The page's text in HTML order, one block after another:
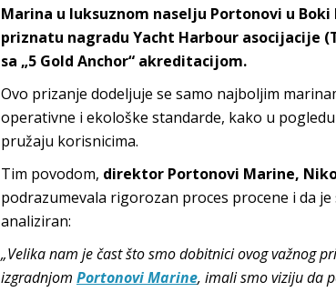
Marina u luksuznom naselju Portonovi u
priznatu nagradu Yacht Harbour asocijacije
sa „5 Gold Anchor“ akreditacijom.
Ovo prizanje dodeljuje se samo najboljim
operativne i ekološke standarde, kako u
pružaju korisnicima.
Tim povodom, direktor Portonovi Marine,
podrazumevala rigorozan proces procene i da
analiziran:
„Velika nam je čast što smo dobitnici ovog važnog
izgradnjom Portonovi Marine, imali smo viziju da